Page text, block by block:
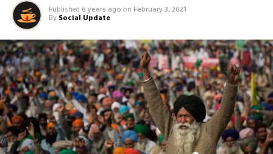
Published 6 years ago on February 3, 2021
By Social Update